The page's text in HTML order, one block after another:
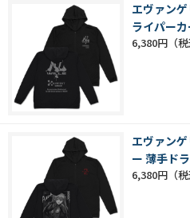
エヴァン
ライパーカ
6,380円
エヴァン
ー 薄手ド
6,380円